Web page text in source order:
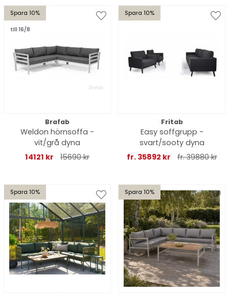
Spara 10%
till 16/8
Brafab
Weldon hörnsoffa -
vit/grå dyna
14121 kr
15690 kr
Spara 10%
Fritab
Easy soffgrupp -
svart/sooty dyna
fr. 35892 kr
fr. 39880 kr
Spara 10% Spara 10%